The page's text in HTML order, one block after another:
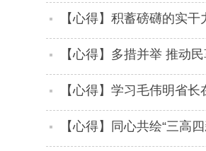
【心得】积蓄磅礴的实干
【心得】多措并举 推动
【心得】学习毛伟明省
【心得】同心共绘“三高